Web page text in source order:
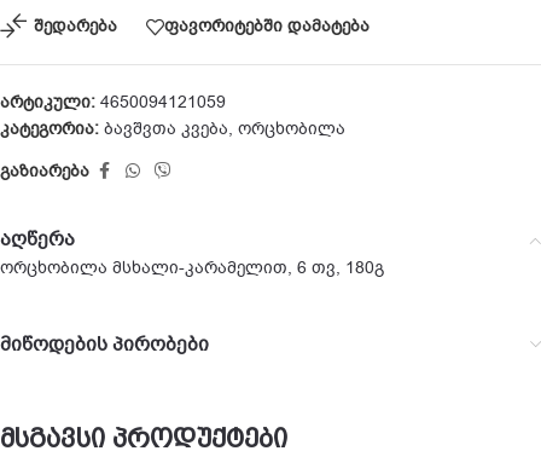
შედარება ფავორიტებში დამატება
არტიკული: 4650094121059
კატეგორია: ბავშვთა კვება, ორცხობილა
გაზიარება
აღწერა
ორცხობილა მსხალი-კარამელით, 6 თვ, 180გ
მიწოდების პირობები
მსგავსი პროდუქტები